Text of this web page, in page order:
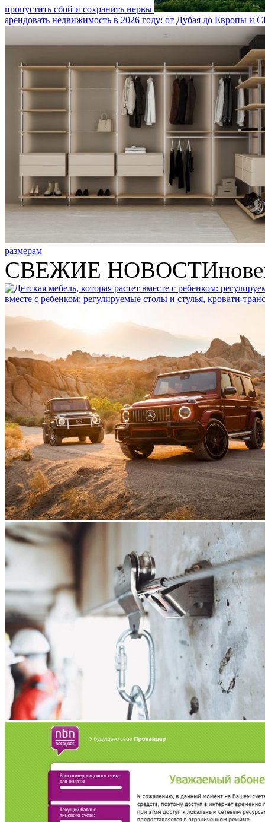
пропустить сбой и сохранить нервы
арендовать недвижимость в 2026 году: от Дубая до Европы и
размерам
СВЕЖИЕ НОВОСТИ
вместе с ребенком: регулируемые столы и стулья, кровати-